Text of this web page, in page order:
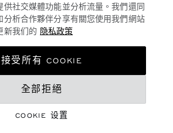
供社交媒體功能並分析流量。我們還同
分析合作夥伴分享有關您使用我們網站
新我们的 隐私政策
COOKIE 设置
全部拒絕
接受所有 COOKIE